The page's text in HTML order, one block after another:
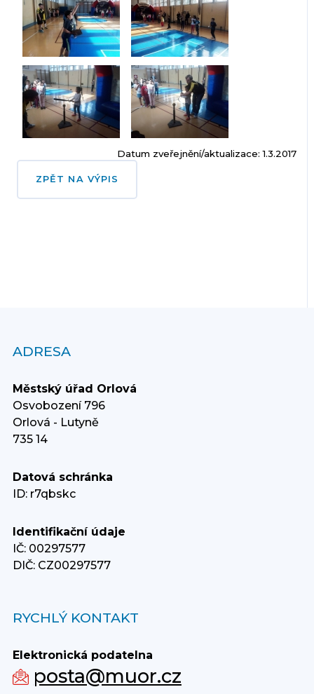
Datum zveřejnění/aktualizace: 1.3.2017
ZPĚT NA VÝPIS
ADRESA
Městský úřad Orlová
Osvobození 796
Orlová - Lutyně
735 14
Datová schránka
ID: r7qbskc
Identifikační údaje
IČ: 00297577
DIČ: CZ00297577
RYCHLÝ KONTAKT
Elektronická podatelna
posta@muor.cz